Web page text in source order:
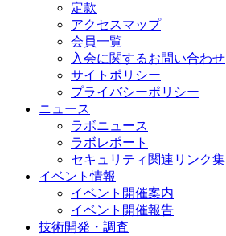
定款
アクセスマップ
会員一覧
入会に関するお問い合わせ
サイトポリシー
プライバシーポリシー
ニュース
ラボニュース
ラボレポート
セキュリティ関連リンク集
イベント情報
イベント開催案内
イベント開催報告
技術開発・調査